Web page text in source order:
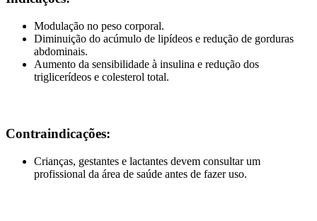
Modulação no peso corporal.
Diminuição do acúmulo de lipídeos e redução de gorduras
abdominais.
Aumento da sensibilidade à insulina e redução dos
triglicerídeos e colesterol total.
Contraindicações:
Crianças, gestantes e lactantes devem consultar um
profissional da área de saúde antes de fazer uso.